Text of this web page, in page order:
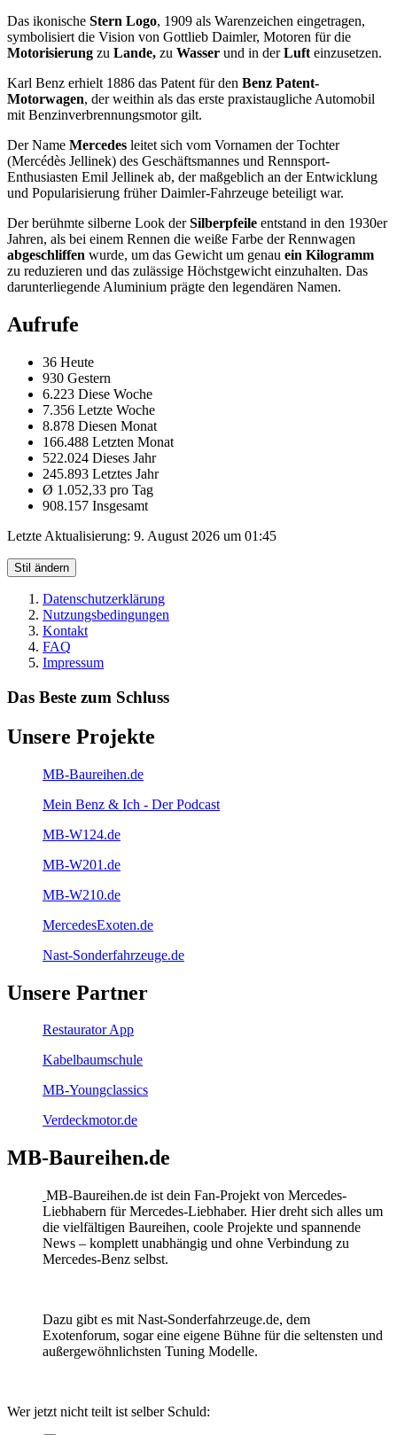
Das ikonische Stern Logo, 1909 als Warenzeichen eingetragen,
symbolisiert die Vision von Gottlieb Daimler, Motoren für die
Motorisierung zu Lande, zu Wasser und in derLuft einzusetzen.
Karl Benz erhielt 1886 das Patent für den Benz Patent-
Motorwagen, der weithin als das erste praxistaugliche Automobil
mit Benzinverbrennungsmotor gilt.
Der Name Mercedes leitet sich vom Vornamen der Tochter
(Mercédès Jellinek) des Geschäftsmannes und Rennsport-
Enthusiasten Emil Jellinek ab, der maßgeblich an der Entwicklung
und Popularisierung früher Daimler-Fahrzeuge beteiligt war.
Der berühmte silberne Look derSilberpfeile entstand in den 1930er
Jahren, als bei einem Rennen die weiße Farbe der Rennwagen
abgeschliffen wurde, um das Gewicht um genau ein Kilogramm
zu reduzieren und das zulässige Höchstgewicht einzuhalten. Das
darunterliegende Aluminium prägte den legendären Namen.
Aufrufe
36 Heute
930 Gestern
6.223 Diese Woche
7.356 Letzte Woche
8.878 Diesen Monat
166.488 Letzten Monat
522.024 Dieses Jahr
245.893 Letztes Jahr
Ø 1.052,33 pro Tag
908.157 Insgesamt
Letzte Aktualisierung: 9. August 2026 um 01:45
Stil ändern
Datenschutzerklärung
Nutzungsbedingungen
Kontakt
FAQ
Impressum
Das Beste zum Schluss
Unsere Projekte
MB-Baureihen.de
Mein Benz & Ich - Der Podcast
MB-W124.de
MB-W201.de
MB-W210.de
MercedesExoten.de
Nast-Sonderfahrzeuge.de
Unsere Partner
Restaurator App
Kabelbaumschule
MB-Youngclassics
Verdeckmotor.de
MB-Baureihen.de
MB-Baureihen.de ist dein Fan-Projekt von Mercedes-
Liebhabern für Mercedes-Liebhaber. Hier dreht sich alles um
die vielfältigen Baureihen, coole Projekte und spannende
News – komplett unabhängig und ohne Verbindung zu
Mercedes-Benz selbst.
Dazu gibt es mit Nast-Sonderfahrzeuge.de, dem
Exotenforum, sogar eine eigene Bühne für die seltensten und
außergewöhnlichsten Tuning Modelle.
Wer jetzt nicht teilt ist selber Schuld: